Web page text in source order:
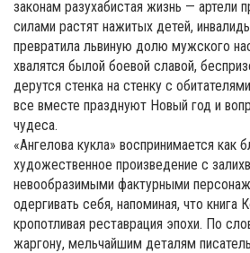
законам разухабистая жизнь — артели
силами растят нажитых детей,
превратила львиную долю мужского
хвалятся былой боевой славой,
дерутся стенка на стенку с
все вместе празднуют Новый год и
чудеса.
«Ангелова кукла» воспринимается как
художественное произведение с
невообразимыми фактурными
одергивать себя, напоминая, что книга
кропотливая реставрация эпохи. По
жаргону, мельчайшим деталям